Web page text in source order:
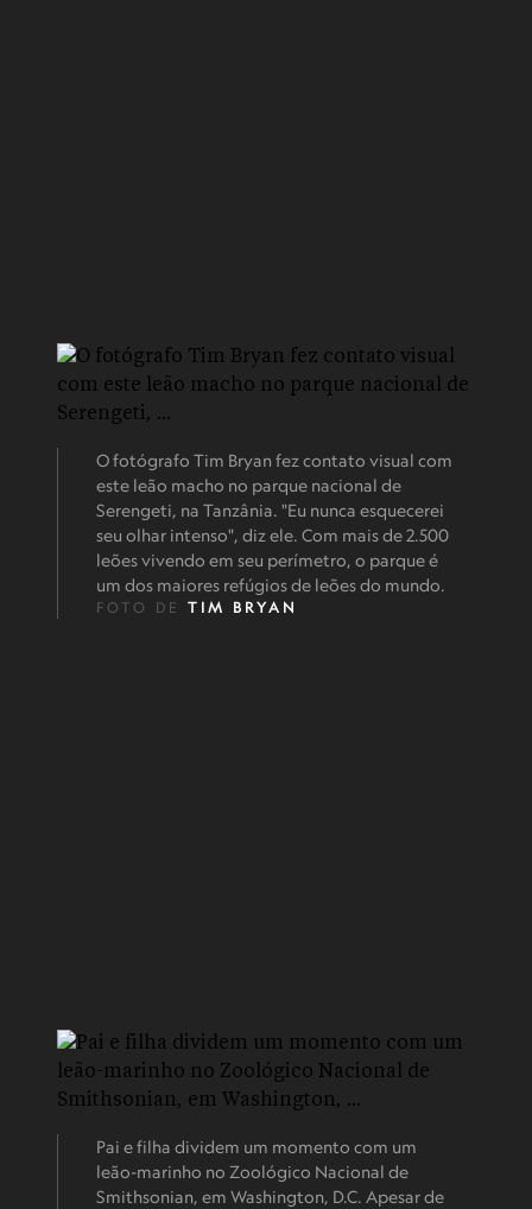
O fotógrafo Tim Bryan fez contato visual com
este leão macho no parque nacional de
Serengeti, na Tanzânia. "Eu nunca esquecerei
seu olhar intenso", diz ele. Com mais de 2.500
leões vivendo em seu perímetro, o parque é
um dos maiores refúgios de leões do mundo.
FOTO DE TIM BRYAN
Pai e filha dividem um momento com um
leão-marinho no Zoológico Nacional de
Smithsonian, em Washington, D.C. Apesar de